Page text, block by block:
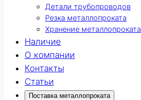
Детали трубопроводов
Резка металлопроката
Хранение металлопроката
Наличие
О компании
Контакты
Статьи
Поставка металлопроката